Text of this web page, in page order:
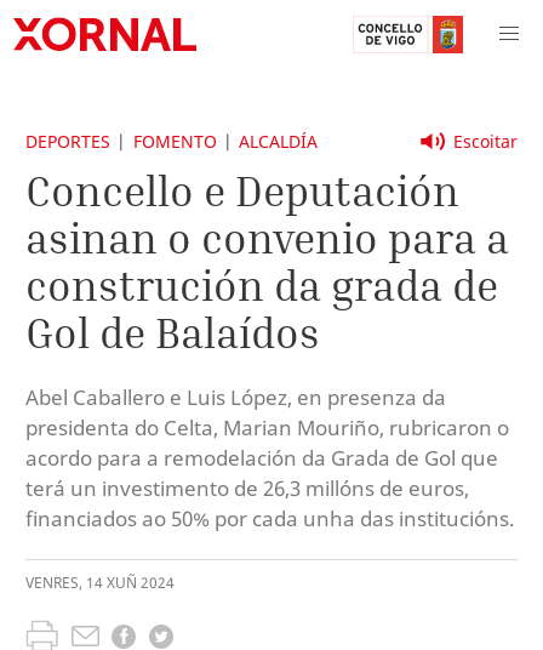
Escoitar
DEPORTES FOMENTO ALCALDÍA
Concello e Deputación
asinan o convenio para a
construción da grada de
Gol de Balaídos
Abel Caballero e Luis López, en presenza da
presidenta do Celta, Marian Mouriño, rubricaron o
acordo para a remodelación da Grada de Gol que
terá un investimento de 26,3 millóns de euros,
financiados ao 50% por cada unha das institucións.
VENRES, 14XUÑ 2024